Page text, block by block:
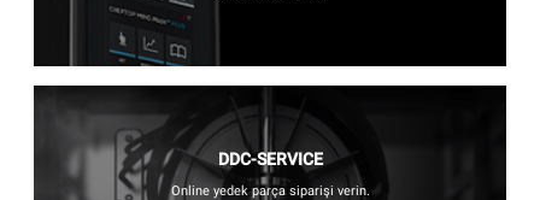
DDC-SERVICE
Online yedek parça siparişi verin.